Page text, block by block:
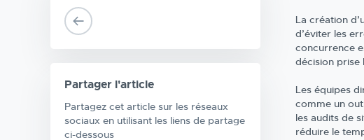
Partager l'article
Partagez cet article sur les réseaux
sociaux en utilisant les liens de partage
ci-dessous
La création
d’éviter les
concurrence
décision prise
Les équipes
comme un
les audits de
réduire le